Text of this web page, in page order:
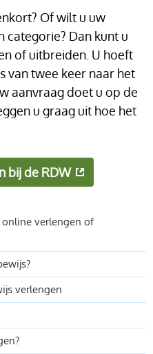
Of wilt u uw
categorie? Dan kunt u
of uitbreiden. U hoeft
van twee keer naar het
aanvraag doet u op de
u graag uit hoe het
bij de RDW
verlengen of
verlengen